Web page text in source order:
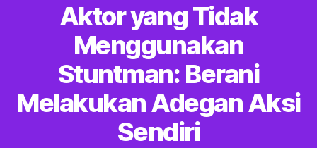
Aktor yang Tidak
Menggunakan
Stuntman: Berani
Melakukan Adegan Aksi
Sendiri